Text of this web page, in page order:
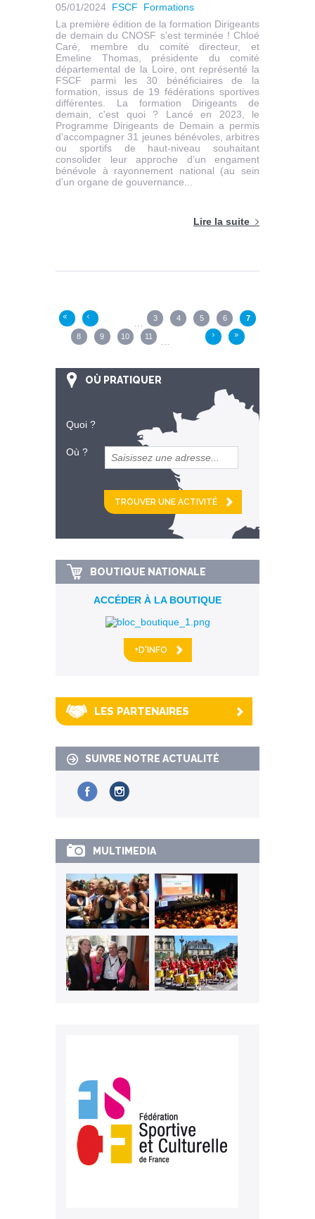
05/01/2024 FSCF
Formations
La première édition de la formation Dirigeants
de demain du CNOSF s'est terminée ! Chloé
Caré, membre du comité directeur, et
Emeline Thomas, présidente du comité
départemental de la Loire, ont représenté la
FSCF parmi les 30 bénéficiaires de la
formation, issus de 19 fédérations sportives
différentes. La formation Dirigeants de
demain, c'est quoi ? Lancé en 2023, le
Programme Dirigeants de Demain a permis
d’accompagner 31 jeunes bénévoles, arbitres
ou sportifs de haut-niveau souhaitant
consolider leur approche d’un engament
bénévole à rayonnement national (au sein
d’un organe de gouvernance...
Lire la suite
« ‹ … 3 4 5 6 7
8 9 10 11 … › »
OÙ PRATIQUER
Quoi ?
Où ?
et
km alentour
BOUTIQUE NATIONALE
ACCÉDER À LA BOUTIQUE
+D'INFO
LES PARTENAIRES
SUIVRE NOTRE ACTUALITÉ
MULTIMEDIA